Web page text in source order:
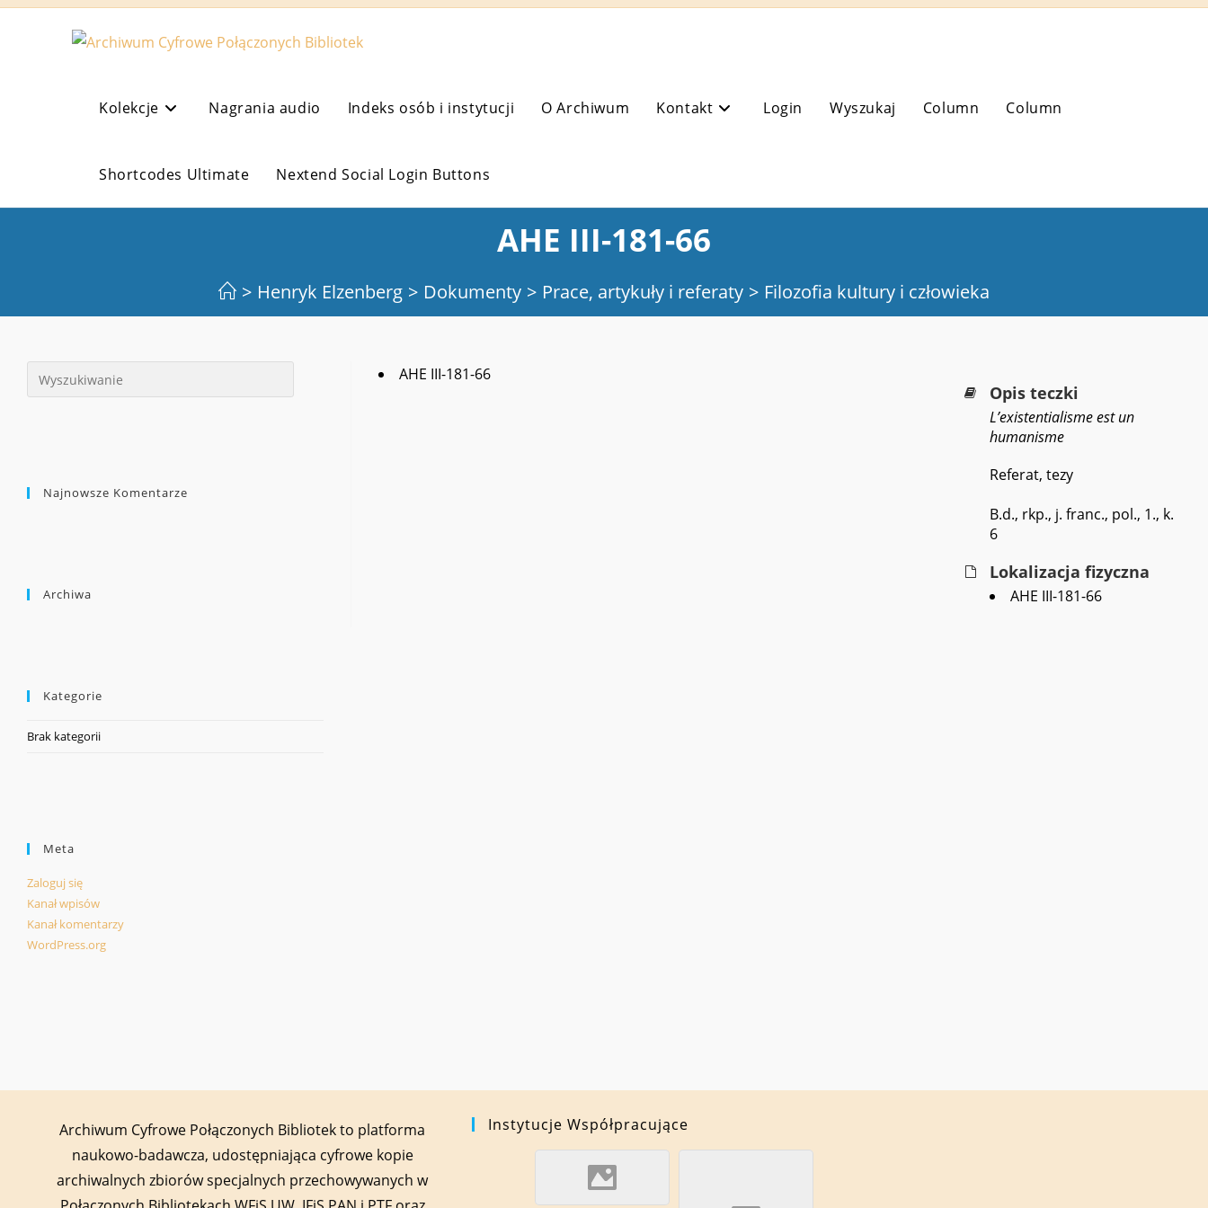
Koniec
Kolekcje Nagrania audio Indeks osób i instytucji O Archiwum Kontakt Login Wyszukaj Column Column
Shortcodes Ultimate Nextend Social Login Buttons
AHE III-181-66
> Henryk Elzenberg > Dokumenty > Prace, artykuły i referaty > Filozofia kultury i człowieka
AHE III-181-66
Opis teczki
L’existentialisme est un
humanisme
Referat, tezy
B.d., rkp., j. franc., pol., 1., k.
6
Lokalizacja fizyczna
AHE III-181-66
Najnowsze Komentarze
Archiwa
Kategorie
Brak kategorii
Meta
Zaloguj się
Kanał wpisów
Kanał komentarzy
WordPress.org
Archiwum Cyfrowe Połączonych Bibliotek to platforma
naukowo-badawcza, udostępniająca cyfrowe kopie
archiwalnych zbiorów specjalnych przechowywanych w
Instytucje Współpracujące